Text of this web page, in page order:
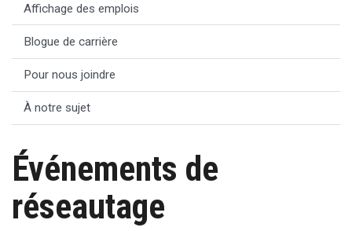
Affichage des emplois
Blogue de carrière
Pour nous joindre
À notre sujet
Événements de
réseautage